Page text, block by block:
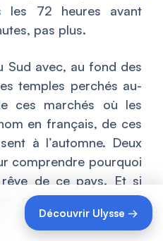
Découvrir Ulysse →
les 72 heures avant
pas plus.
Sud avec, au fond des
temples perchés au-
ces marchés où les
en français, de ces
à l’automne. Deux
comprendre pourquoi
de ce pays. Et si
en Corée du Sud